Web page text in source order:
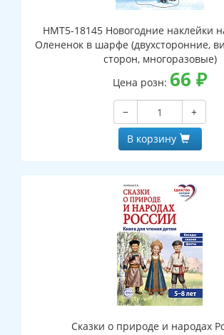
НМТ5-18145 Новогодние наклейки
Олененок в шарфе (двухсторонние,
сторон, многоразовые)
Цена розн: 66 ₽
−
+
В корзину
Сказки о природе и народах